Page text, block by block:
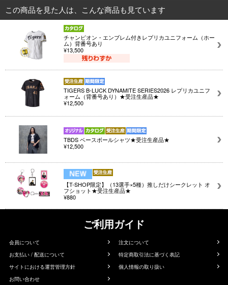
この商品を見た人は、こんな商品も見ています
チャンピオン・エンブレム付きレプリカユニフォーム（ホー
ム）背番号あり
¥13,500
TIGERS B-LUCK DYNAMITE SERIES2026 レプリカユニフ
ォーム（背番号あり）★受注生産品★
¥12,500
TBDS ベースボールシャツ★受注生産品★
¥12,500
【T-SHOP限定】（13選手×5種）推しだけシークレット オ
フショット★受注生産品★
¥880
ご利用ガイド
会員について
注文について
お支払い / 配送について
特定商取引法に基づく表記
サイトにおける運営管理方針
個人情報の取り扱い
お問い合わせ